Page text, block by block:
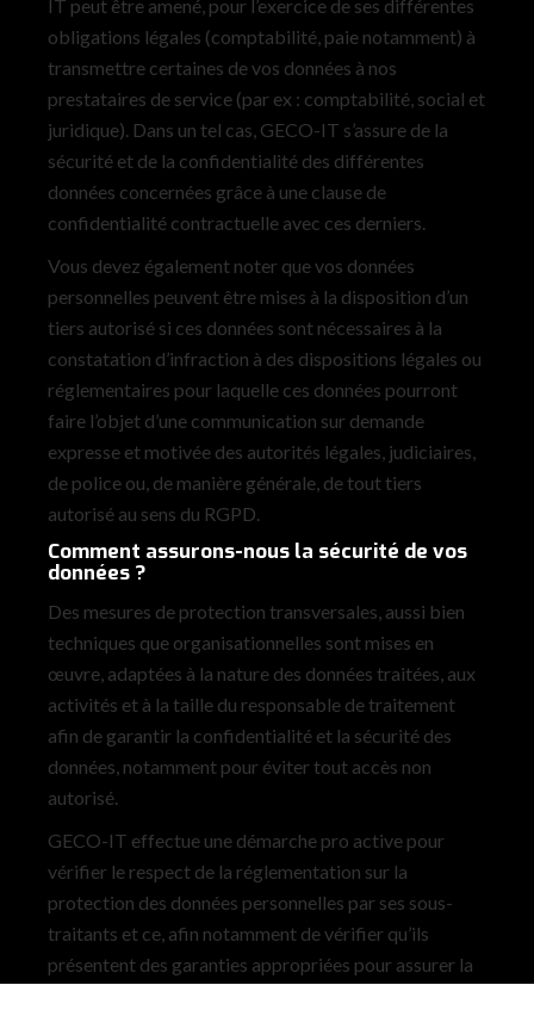
IT peut être amené, pour l’exercice de ses différentes
obligations légales (comptabilité, paie notamment) à
transmettre certaines de vos données à nos
prestataires de service (par ex : comptabilité, social et
juridique). Dans un tel cas, GECO-IT s’assure de la
sécurité et de la confidentialité des différentes
données concernées grâce à une clause de
confidentialité contractuelle avec ces derniers.
Vous devez également noter que vos données
personnelles peuvent être mises à la disposition d’un
tiers autorisé si ces données sont nécessaires à la
constatation d’infraction à des dispositions légales ou
réglementaires pour laquelle ces données pourront
faire l’objet d’une communication sur demande
expresse et motivée des autorités légales, judiciaires,
de police ou, de manière générale, de tout tiers
autorisé au sens du RGPD.
Comment assurons-nous la sécurité de vos
données ?
Des mesures de protection transversales, aussi bien
techniques que organisationnelles sont mises en
œuvre, adaptées à la nature des données traitées, aux
activités et à la taille du responsable de traitement
afin de garantir la confidentialité et la sécurité des
données, notamment pour éviter tout accès non
autorisé.
GECO-IT effectue une démarche pro active pour
vérifier le respect de la réglementation sur la
protection des données personnelles par ses sous-
traitants et ce, afin notamment de vérifier qu’ils
présentent des garanties appropriées pour assurer la